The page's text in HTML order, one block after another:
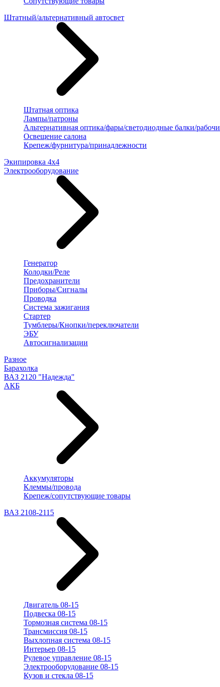
Штатный/альтернативный автосвет
Штатная оптика
Лампы/патроны
Альтернативная оптика/фары/светодиодные балки/
Освещение салона
Крепеж/фурнитура/принадлежности
Экипировка 4х4
Электрооборудование
Генератор
Колодки/Реле
Предохранители
Приборы/Сигналы
Проводка
Система зажигания
Стартер
Тумблеры/Кнопки/переключатели
ЭБУ
Автосигнализации
Разное
Барахолка
ВАЗ 2120 "Надежда"
АКБ
Аккумуляторы
Клеммы/провода
Крепеж/сопутствующие товары
ВАЗ 2108-2115
Двигатель 08-15
Подвеска 08-15
Тормозная система 08-15
Трансмиссия 08-15
Выхлопная система 08-15
Интерьер 08-15
Рулевое управление 08-15
Электрооборудование 08-15
Кузов и стекла 08-15